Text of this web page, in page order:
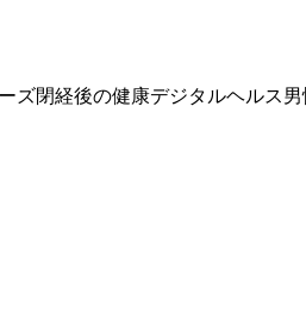
ズ閉経後の健康デジタルヘルス